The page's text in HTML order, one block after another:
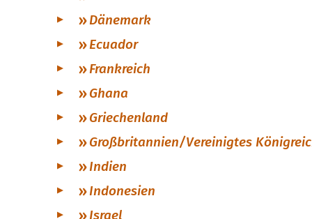
Dänemark
Ecuador
Frankreich
Ghana
Griechenland
Großbritannien/Vereinigtes
Indien
Indonesien
Israel